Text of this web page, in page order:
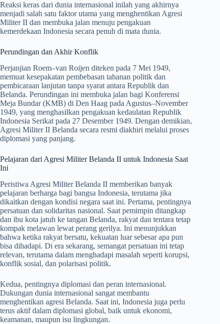
Reaksi keras dari dunia internasional inilah yang akhirnya
menjadi salah satu faktor utama yang menghentikan Agresi
Militer II dan membuka jalan menuju pengakuan
kemerdekaan Indonesia secara penuh di mata dunia.
Perundingan dan Akhir Konflik
Perjanjian Roem–van Roijen diteken pada 7 Mei 1949,
memuat kesepakatan pembebasan tahanan politik dan
pembicaraan lanjutan tanpa syarat antara Republik dan
Belanda. Perundingan ini membuka jalan bagi Konferensi
Meja Bundar (KMB) di Den Haag pada Agustus–November
1949, yang menghasilkan pengakuan kedaulatan Republik
Indonesia Serikat pada 27 Desember 1949. Dengan demikian,
Agresi Militer II Belanda secara resmi diakhiri melalui proses
diplomasi yang panjang.
Pelajaran dari Agresi Militer Belanda II untuk Indonesia Saat
Ini
Peristiwa Agresi Militer Belanda II memberikan banyak
pelajaran berharga bagi bangsa Indonesia, terutama jika
dikaitkan dengan kondisi negara saat ini. Pertama, pentingnya
persatuan dan solidaritas nasional. Saat pemimpin ditangkap
dan ibu kota jatuh ke tangan Belanda, rakyat dan tentara tetap
kompak melawan lewat perang gerilya. Ini menunjukkan
bahwa ketika rakyat bersatu, kekuatan luar sebesar apa pun
bisa dihadapi. Di era sekarang, semangat persatuan ini tetap
relevan, terutama dalam menghadapi masalah seperti korupsi,
konflik sosial, dan polarisasi politik.
Kedua, pentingnya diplomasi dan peran internasional.
Dukungan dunia internasional sangat membantu
menghentikan agresi Belanda. Saat ini, Indonesia juga perlu
terus aktif dalam diplomasi global, baik untuk ekonomi,
keamanan, maupun isu lingkungan.